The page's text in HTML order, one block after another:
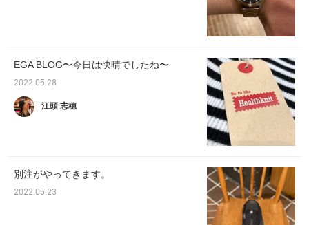
EGA BLOG〜今日は快晴でしたね〜
2022.05.28
江頭 志穂
別注がやってきます。
2022.05.23